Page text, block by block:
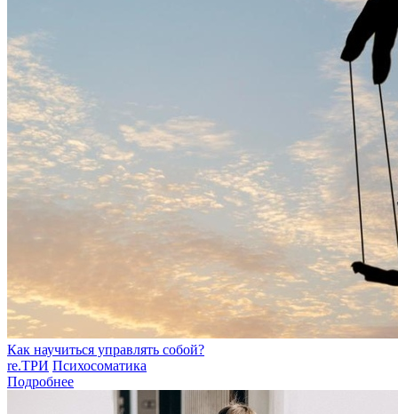
Как научиться управлять собой?
re.ТРИ Психосоматика
Подробнее